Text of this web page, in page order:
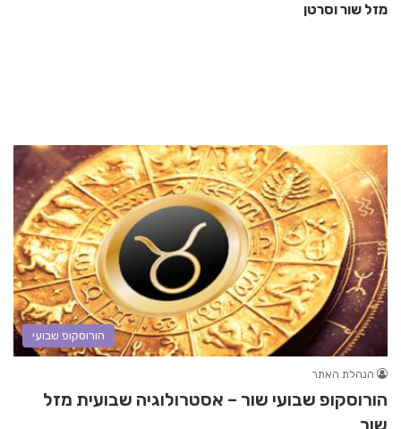
מזל שור וסרטן
הורוסקופ שבועי
הנהלת האתר
הורוסקופ שבועי שור – אסטרולוגיה שבועית מזל
שור